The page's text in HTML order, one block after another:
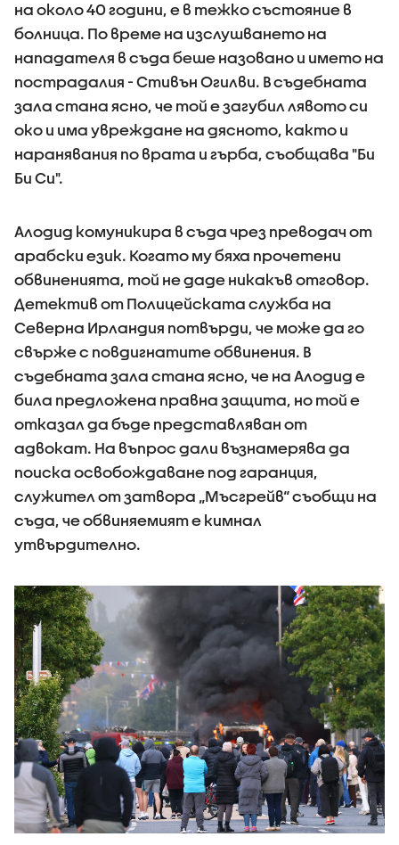
на около 40 години, е в тежко състояние в
болница. По време на изслушването на
нападателя в съда беше назовано и името на
пострадалия - Стивън Огилви. В съдебната
зала стана ясно, че той е загубил лявото си
око и има увреждане на дясното, както и
наранявания по врата и гърба, съобщава "Би
Би Си".
Алодид комуникира в съда чрез преводач от
арабски език. Когато му бяха прочетени
обвиненията, той не даде никакъв отговор.
Детектив от Полицейската служба на
Северна Ирландия потвърди, че може да го
свърже с повдигнатите обвинения. В
съдебната зала стана ясно, че на Алодид е
била предложена правна защита, но той е
отказал да бъде представляван от
адвокат. На въпрос дали възнамерява да
поиска освобождаване под гаранция,
служител от затвора „Мъсгрейв“ съобщи на
съда, че обвиняемият е кимнал
утвърдително.